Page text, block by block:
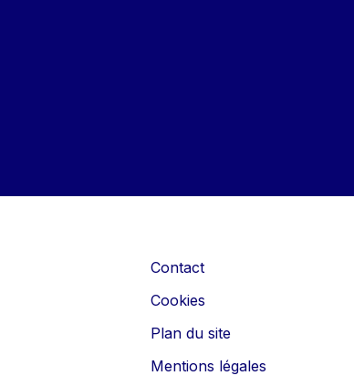
Contact
Cookies
Plan du site
Mentions légales